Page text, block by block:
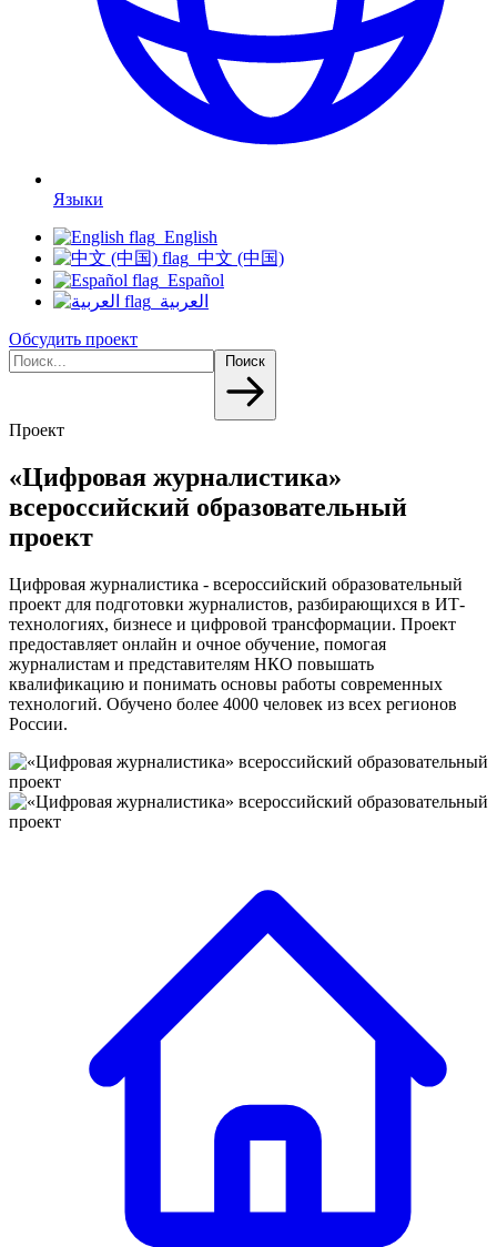
Языки
English
中文 (中国)
Español
العربية
Обсудить проект
Проект
«Цифровая журналистика»
всероссийский образовательный
проект
Цифровая журналистика - всероссийский образовательный
проект для подготовки журналистов, разбирающихся в ИТ-
технологиях, бизнесе и цифровой трансформации. Проект
предоставляет онлайн и очное обучение, помогая
журналистам и представителям НКО повышать
квалификацию и понимать основы работы современных
технологий. Обучено более 4000 человек из всех регионов
России.